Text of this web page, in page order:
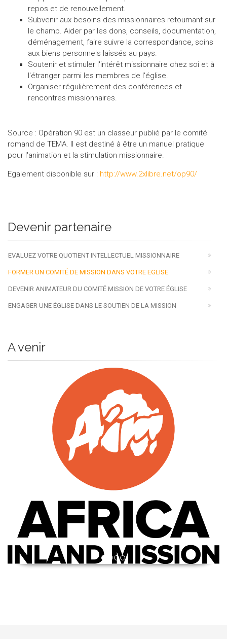
repos et de renouvellement.
Subvenir aux besoins des missionnaires retournant sur
le champ. Aider par les dons, conseils, documentation,
déménagement, faire suivre la correspondance, soins
aux biens personnels laissés au pays.
Soutenir et stimuler l'intérêt missionnaire chez soi et à
l'étranger parmi les membres de l'église.
Organiser régulièrement des conférences et
rencontres missionnaires.
Source : Opération 90 est un classeur publié par le comité
romand de TEMA. Il est destiné à être un manuel pratique
pour l'animation et la stimulation missionnaire.
Egalement disponible sur : http://www.2xlibre.net/op90/
Devenir partenaire
EVALUEZ VOTRE QUOTIENT INTELLECTUEL MISSIONNAIRE
FORMER UN COMITÉ DE MISSION DANS VOTRE EGLISE
DEVENIR ANIMATEUR DU COMITÉ MISSION DE VOTRE ÉGLISE
ENGAGER UNE ÉGLISE DANS LE SOUTIEN DE LA MISSION
A venir